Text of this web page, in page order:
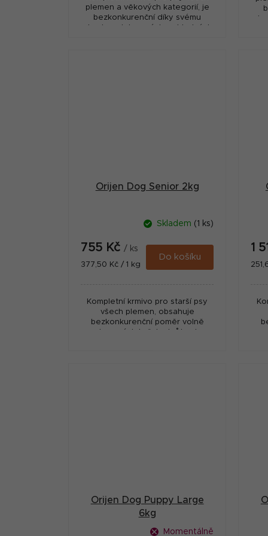
plemen a věkových kategorií, je
bezkonkurenční díky svému
obsahu ryb lovených v chladných
Orijen Dog Senior 2kg
Skladem (1 ks)
755 Kč / ks
Měrná
377,50 Kč / 1 kg
Do košíku
Kompletní krmivo pro starší psy
všech plemen, obsahuje
bezkonkurenční poměr volně
chovaných kuřat a krůt, ryb
1
Orijen Dog Puppy Large
6kg
Momentálně